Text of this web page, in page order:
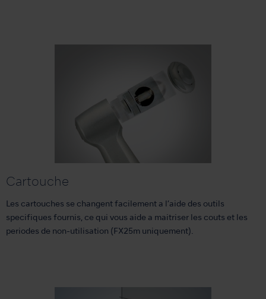
Cartouche
Les cartouches se changent facilement a l’aide des outils
specifiques fournis, ce qui vous aide a maitriser les couts et les
periodes de non-utilisation (FX25m uniquement).